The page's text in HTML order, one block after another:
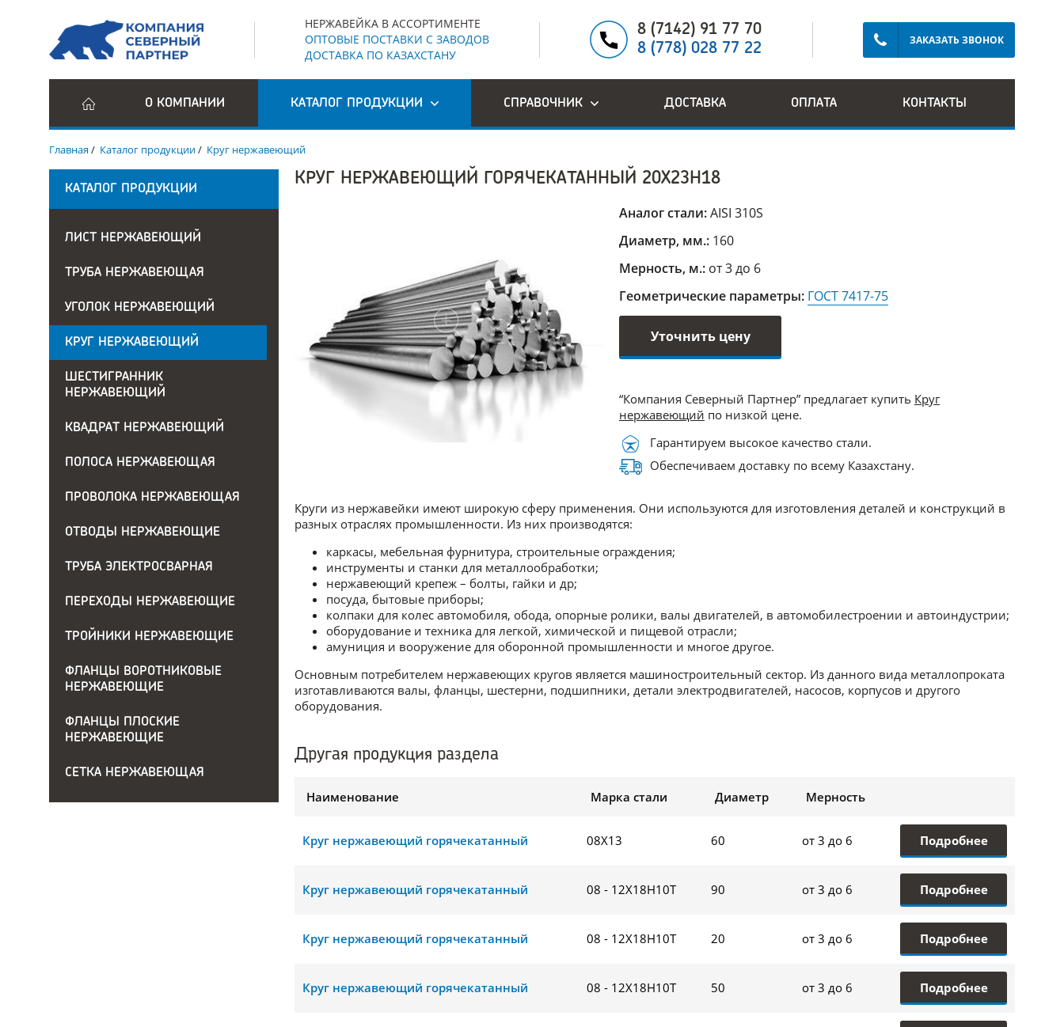
НЕРЖАВЕЙКА В АССОРТИМЕНТЕ
ОПТОВЫЕ ПОСТАВКИ С ЗАВОДОВ
ДОСТАВКА ПО КАЗАХСТАНУ
8 (7142) 91 77 70
8 (778) 028 77 22
ЗАКАЗАТЬ ЗВОНОК
О КОМПАНИИ КАТАЛОГ ПРОДУКЦИИ СПРАВОЧНИК ДОСТАВКА ОПЛАТА КОНТАКТЫ
Главная/ Каталог продукции/ Круг нержавеющий
КАТАЛОГ ПРОДУКЦИИ
ЛИСТ НЕРЖАВЕЮЩИЙ
ТРУБА НЕРЖАВЕЮЩАЯ
УГОЛОК НЕРЖАВЕЮЩИЙ
КРУГ НЕРЖАВЕЮЩИЙ
ШЕСТИГРАННИК
НЕРЖАВЕЮЩИЙ
КВАДРАТ НЕРЖАВЕЮЩИЙ
ПОЛОСА НЕРЖАВЕЮЩАЯ
ПРОВОЛОКА НЕРЖАВЕЮЩАЯ
ОТВОДЫ НЕРЖАВЕЮЩИЕ
ТРУБА ЭЛЕКТРОСВАРНАЯ
ПЕРЕХОДЫ НЕРЖАВЕЮЩИЕ
ТРОЙНИКИ НЕРЖАВЕЮЩИЕ
ФЛАНЦЫ ВОРОТНИКОВЫЕ
НЕРЖАВЕЮЩИЕ
ФЛАНЦЫ ПЛОСКИЕ
НЕРЖАВЕЮЩИЕ
СЕТКА НЕРЖАВЕЮЩАЯ
КРУГ НЕРЖАВЕЮЩИЙ ГОРЯЧЕКАТАННЫЙ 20Х23Н18
Аналог стали:AISI 310S
Диаметр, мм.: 160
Мерность, м.: от 3 до 6
Геометрические параметры: ГОСТ 7417-75
Уточнить цену
“Компания Северный Партнер” предлагает купить Круг
нержавеющий по низкой цене.
Гарантируем высокое качество стали.
Обеспечиваем доставку по всему Казахстану.
Круги из нержавейки имеют широкую сферу применения. Они используются для изготовления деталей и конструкций в
разных отраслях промышленности. Из них производятся:
каркасы, мебельная фурнитура, строительные ограждения;
инструменты и станки для металлообработки;
нержавеющий крепеж – болты, гайки и др;
посуда, бытовые приборы;
колпаки для колес автомобиля, обода, опорные ролики, валы двигателей, в автомобилестроении и автоиндустрии;
оборудование и техника для легкой, химической и пищевой отрасли;
амуниция и вооружение для оборонной промышленности и многое другое.
Основным потребителем нержавеющих кругов является машиностроительный сектор. Из данного вида металлопроката
изготавливаются валы, фланцы, шестерни, подшипники, детали электродвигателей, насосов, корпусов и другого
оборудования.
Другая продукция раздела
Наименование Марка стали Диаметр Мерность
Круг нержавеющий горячекатанный 08Х13 60 от 3 до 6 Подробнее
Круг нержавеющий горячекатанный 08 - 12Х18Н10Т 90 от 3 до 6 Подробнее
Круг нержавеющий горячекатанный 08 - 12Х18Н10Т 20 от 3 до 6 Подробнее
Круг нержавеющий горячекатанный 08 - 12Х18Н10Т 50 от 3 до 6 Подробнее